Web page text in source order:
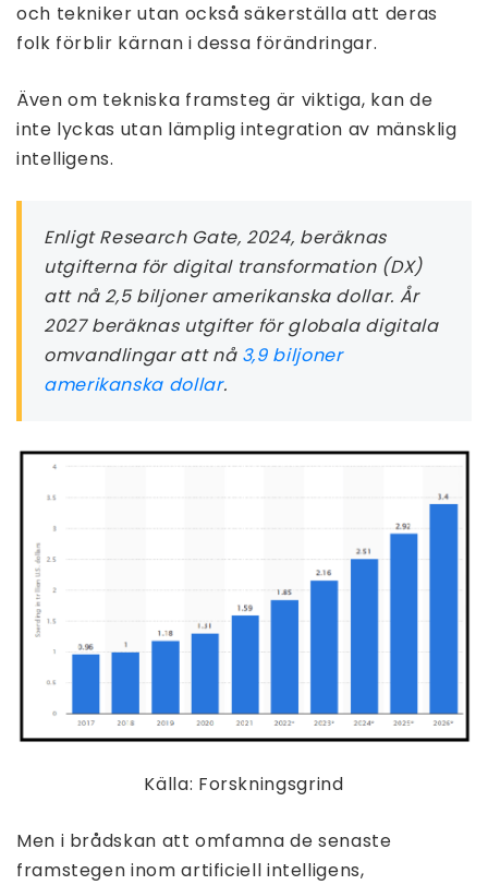
och tekniker utan också säkerställa att deras
folk förblir kärnan i dessa förändringar.
Även om tekniska framsteg är viktiga, kan de
inte lyckas utan lämplig integration av mänsklig
intelligens.
Enligt Research Gate, 2024, beräknas
utgifterna för digital transformation (DX)
att nå 2,5 biljoner amerikanska dollar. År
2027 beräknas utgifter för globala digitala
omvandlingar att nå 3,9 biljoner
amerikanska dollar.
Källa: Forskningsgrind
Men i brådskan att omfamna de senaste
framstegen inom artificiell intelligens,